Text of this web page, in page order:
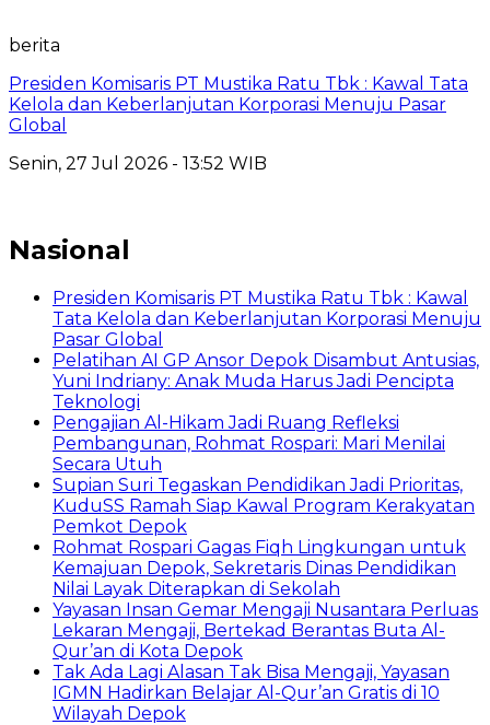
berita
Presiden Komisaris PT Mustika Ratu Tbk : Kawal Tata
Kelola dan Keberlanjutan Korporasi Menuju Pasar
Global
Senin, 27 Jul 2026 - 13:52 WIB
Nasional
Presiden Komisaris PT Mustika Ratu Tbk : Kawal
Tata Kelola dan Keberlanjutan Korporasi Menuju
Pasar Global
Pelatihan AI GP Ansor Depok Disambut Antusias,
Yuni Indriany: Anak Muda Harus Jadi Pencipta
Teknologi
Pengajian Al-Hikam Jadi Ruang Refleksi
Pembangunan, Rohmat Rospari: Mari Menilai
Secara Utuh
Supian Suri Tegaskan Pendidikan Jadi Prioritas,
KuduSS Ramah Siap Kawal Program Kerakyatan
Pemkot Depok
Rohmat Rospari Gagas Fiqh Lingkungan untuk
Kemajuan Depok, Sekretaris Dinas Pendidikan
Nilai Layak Diterapkan di Sekolah
Yayasan Insan Gemar Mengaji Nusantara Perluas
Lekaran Mengaji, Bertekad Berantas Buta Al-
Qur’an di Kota Depok
Tak Ada Lagi Alasan Tak Bisa Mengaji, Yayasan
IGMN Hadirkan Belajar Al-Qur’an Gratis di 10
Wilayah Depok